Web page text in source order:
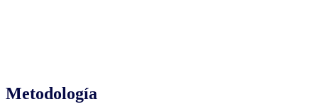
Metodología